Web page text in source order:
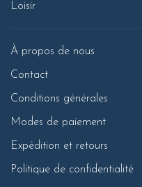
Loisir
À propos de nous
Contact
Conditions générales
Modes de paiement
Expédition et retours
Politique de confidentialité